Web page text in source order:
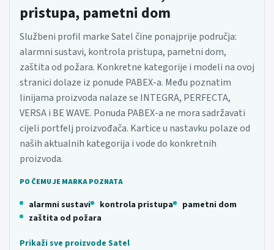
pristupa, pametni dom
Službeni profil marke Satel čine ponajprije područja:
alarmni sustavi, kontrola pristupa, pametni dom,
zaštita od požara. Konkretne kategorije i modeli na ovoj
stranici dolaze iz ponude PABEX-a. Među poznatim
linijama proizvoda nalaze se INTEGRA, PERFECTA,
VERSA i BE WAVE. Ponuda PABEX-a ne mora sadržavati
cijeli portfelj proizvođača. Kartice u nastavku polaze od
naših aktualnih kategorija i vode do konkretnih
proizvoda.
PO ČEMU JE MARKA POZNATA
alarmni sustavi kontrola pristupa
pametni dom
zaštita od požara
Prikaži sve proizvode Satel